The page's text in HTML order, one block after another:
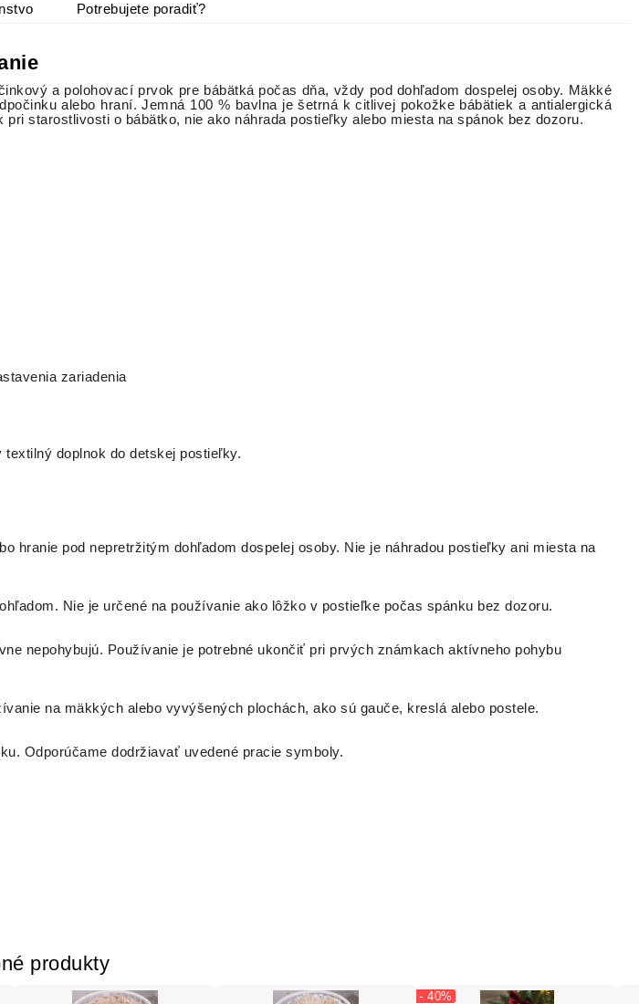
Potrebujete poradiť?
a polohovací prvok pre bábätká počas dňa, vždy pod dohľadom dospelej osoby. Mäkké
alebo hraní. Jemná 100 % bavlna je šetrná k citlivej pokožke bábätiek a antialergická
starostlivosti o bábätko, nie ako náhrada postieľky alebo miesta na spánok bez dozoru.
zariadenia
doplnok do detskej postieľky.
hranie pod nepretržitým dohľadom dospelej osoby. Nie je náhradou postieľky ani miesta na
Nie je určené na používanie ako lôžko v postieľke počas spánku bez dozoru.
nepohybujú. Používanie je potrebné ukončiť pri prvých známkach aktívneho pohybu
na mäkkých alebo vyvýšených plochách, ako sú gauče, kreslá alebo postele.
Odporúčame dodržiavať uvedené pracie symboly.
produkty
- 40%